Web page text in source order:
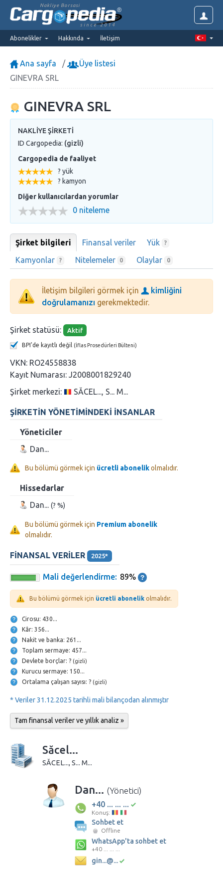
Nakliye Borsasi
since 2014
Abonelikler Hakkında İletişim
Ana sayfa
Üye listesi
GINEVRA SRL
GINEVRA SRL
NAKLIYE ŞIRKETI
ID Cargopedia: (gizli)
Cargopedia de faaliyet
? yük
? kamyon
Diğer kullanıcılardan yorumlar
0 niteleme
Şirket bilgileri Finansal veriler Yük ?
Kamyonlar ? Nitelemeler 0 Olaylar 0
İletişim bilgileri görmek için
kimliğini
doğrulamanızı gerekmektedir.
Şirket statüsü: Aktif
BPI'de kayıtlı değil (İflas Prosedürleri Bülteni)
VKN: RO24558838
Kayıt Numarası: J2008001829240
Şirket merkezi:
SĂCEL..., S... M...
ŞIRKETIN YÖNETIMINDEKI INSANLAR
Yöneticiler
Dan...
Bu bölümü görmek için ücretli abonelikolmalıdır.
Hissedarlar
Dan... (? %)
Bu bölümü görmek için Premium abonelik
olmalıdır.
FINANSAL VERILER 2025*
Mali değerlendirme: 89%
Bu bölümü görmek için ücretli abonelik olmalıdır.
Cirosu: 430...
Kâr: 356...
Nakit ve banka: 261...
Toplam sermaye: 457...
Devlete borçlar: ? (gizli)
Kurucu sermaye: 150...
Ortalama çalışan sayısı: ? (gizli)
* Veriler 31.12.2025 tarihli mali bilançodan alınmıştır
Tam finansal veriler ve yıllık analiz »
Săcel...
SĂCEL..., S... M...
Dan... (Yönetici)
+40 ... ... ...
Konuş:
Sohbet et
Offline
WhatsApp'ta sohbet et
+40 ... ... ...
gin...@...